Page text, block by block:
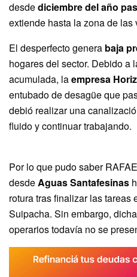
desdediciembre del año
extiende hasta la zona de las
El desperfecto genera baja
hogares del sector. Debido a
acumulada, laempresa
entubado de desagüe que
debió realizar una
fluido y continuar trabajando.
Por lo que pudo saber
desdeAguas Santafesinas
rotura tras finalizar las tareas
Suipacha. Sin embargo,
operarios todavía no se